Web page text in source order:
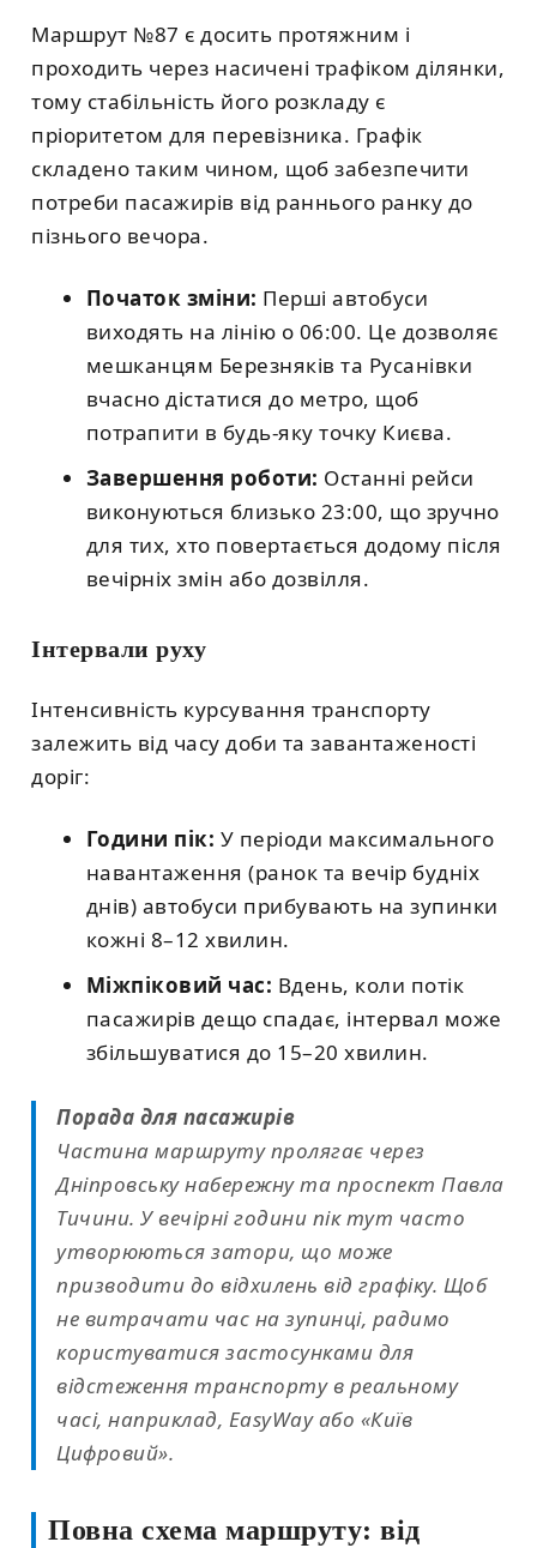
Маршрут №87 є досить протяжним і
проходить через насичені трафіком ділянки,
тому стабільність його розкладу є
пріоритетом для перевізника. Графік
складено таким чином, щоб забезпечити
потреби пасажирів від раннього ранку до
пізнього вечора.
Початок зміни: Перші автобуси
виходять на лінію о 06:00. Це дозволяє
мешканцям Березняків та Русанівки
вчасно дістатися до метро, щоб
потрапити в будь-яку точку Києва.
Завершення роботи: Останні рейси
виконуються близько 23:00, що зручно
для тих, хто повертається додому після
вечірніх змін або дозвілля.
Інтервали руху
Інтенсивність курсування транспорту
залежить від часу доби та завантаженості
доріг:
Години пік: У періоди максимального
навантаження (ранок та вечір будніх
днів) автобуси прибувають на зупинки
кожні 8–12 хвилин.
Міжпіковий час: Вдень, коли потік
пасажирів дещо спадає, інтервал може
збільшуватися до 15–20 хвилин.
Порада для пасажирів
Частина маршруту пролягає через
Дніпровську набережну та проспект Павла
Тичини. У вечірні години пік тут часто
утворюються затори, що може
призводити до відхилень від графіку. Щоб
не витрачати час на зупинці, радимо
користуватися застосунками для
відстеження транспорту в реальному
часі, наприклад, EasyWay або «Київ
Цифровий».
Повна схема маршруту: від